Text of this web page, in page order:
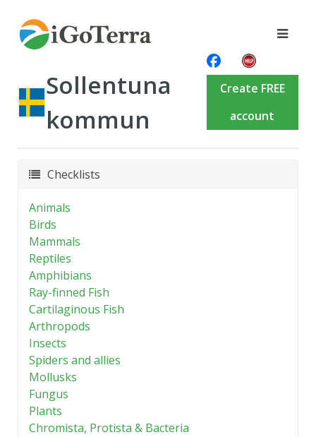
Sollentuna
kommun
Create FREE
account
Checklists
Animals
Birds
Mammals
Reptiles
Amphibians
Ray-finned Fish
Cartilaginous Fish
Arthropods
Insects
Spiders and allies
Mollusks
Fungus
Plants
Chromista, Protista & Bacteria